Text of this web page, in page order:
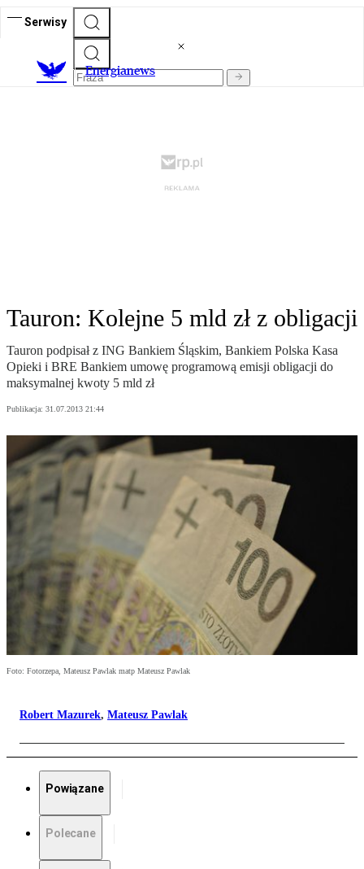
Serwisy
Energianews
Tauron: Kolejne 5 mld zł z obligacji
Tauron podpisał z ING Bankiem Śląskim, Bankiem Polska Kasa
Opieki i BRE Bankiem umowę programową emisji obligacji do
maksymalnej kwoty 5 mld zł
Publikacja: 31.07.2013 21:44
Foto: Fotorzepa, Mateusz Pawlak matp Mateusz Pawlak
Robert Mazurek, Mateusz Pawlak
Powiązane
Polecane